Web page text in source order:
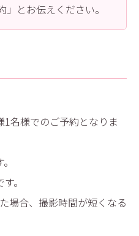
」とお伝えください。
名様でのご予約となりま
。
場合、撮影時間が短くなる